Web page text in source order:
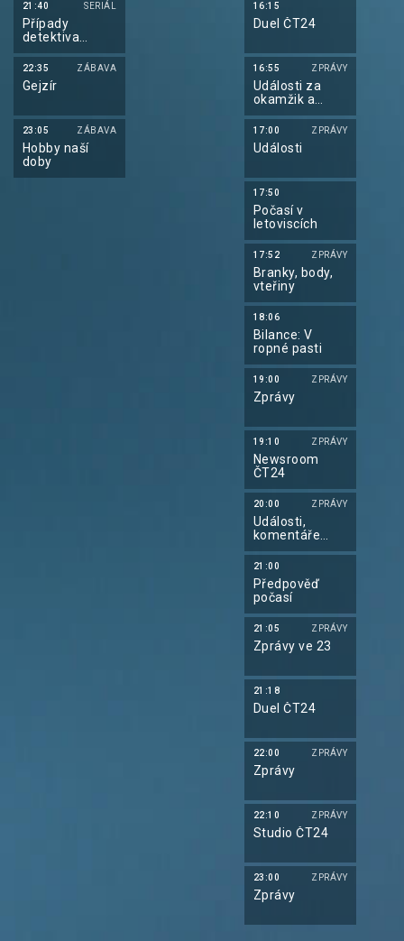
21:40 SERIÁL
Případy
detektiva
Murdocha XVII
22:35 ZÁBAVA
Gejzír
23:05 ZÁBAVA
Hobby naší
doby
16:15
Duel ČT24
16:55 ZPRÁVY
Události za
okamžik a
počasí
17:00 ZPRÁVY
Události
17:50
Počasí v
letoviscích
17:52 ZPRÁVY
Branky, body,
vteřiny
18:06
Bilance: V
ropné pasti
19:00 ZPRÁVY
Zprávy
19:10 ZPRÁVY
Newsroom
ČT24
20:00 ZPRÁVY
Události,
komentáře
týdne
21:00
Předpověď
počasí
21:05 ZPRÁVY
Zprávy ve 23
21:18
Duel ČT24
22:00 ZPRÁVY
Zprávy
22:10 ZPRÁVY
Studio ČT24
23:00 ZPRÁVY
Zprávy